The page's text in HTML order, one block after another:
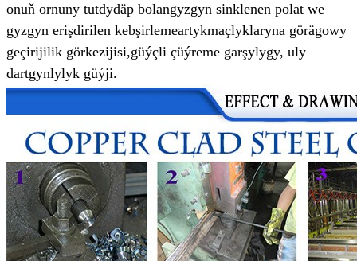
onuň ornuny tutdydäp bolangyzgyn sinklenen polat we
gyzgyn erişdirilen kebşirlemeartykmaçlyklaryna görägowy
geçirijilik görkezijisi,güýçli çüýreme garşylygy, uly
dartgynlylyk güýji.